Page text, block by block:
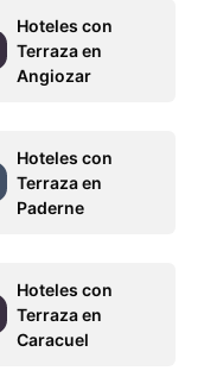
Hoteles con
Terraza en
Angiozar
Hoteles con
Terraza en
Paderne
Hoteles con
Terraza en
Caracuel